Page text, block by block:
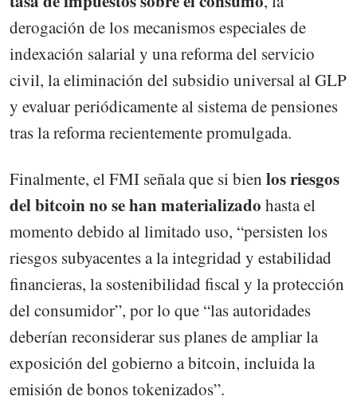
derogación de los mecanismos especiales de
indexación salarial y una reforma del servicio
civil, la eliminación del subsidio universal al GLP
y evaluar periódicamente al sistema de pensiones
tras la reforma recientemente promulgada.
Finalmente, el FMI señala que si bien los riesgos
del bitcoin no se han materializado hasta el
momento debido al limitado uso, “persisten los
riesgos subyacentes a la integridad y estabilidad
financieras, la sostenibilidad fiscal y la protección
del consumidor”, por lo que “las autoridades
deberían reconsiderar sus planes de ampliar la
exposición del gobierno a bitcoin, incluida la
emisión de bonos tokenizados”.